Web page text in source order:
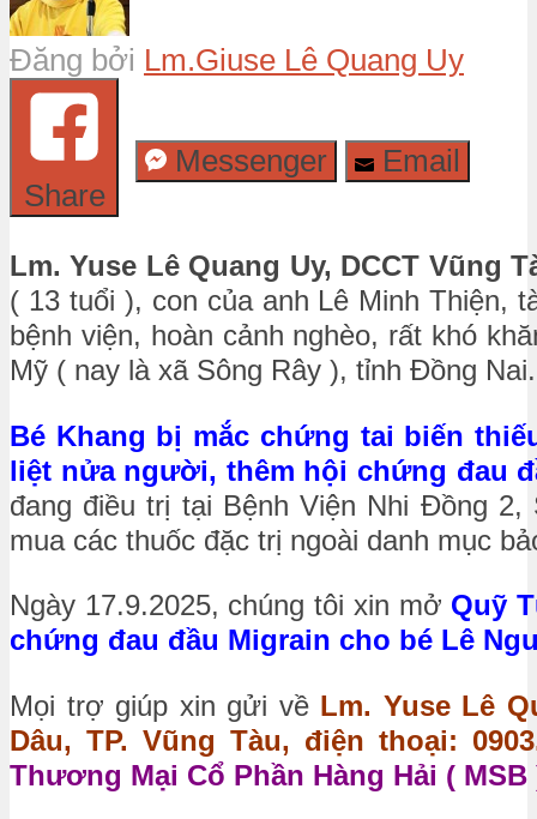
Đăng bởi Lm.Giuse Lê Quang Uy
Share
Messenger Email
Lm. Yuse Lê Quang Uy, DCCT Vũng
( 13 tuổi ), con của anh Lê Minh Thiện,
bệnh viện, hoàn cảnh nghèo, rất khó
Mỹ ( nay là xã Sông Rây ), tỉnh Đồng
Bé Khang bị mắc chứng tai biến
liệt nửa người, thêm hội chứng đau
đang điều trị tại Bệnh Viện Nhi Đồng
mua các thuốc đặc trị ngoài danh mục
Ngày 17.9.2025, chúng tôi xin mở Quỹ
chứng đau đầu Migrain cho bé Lê
Mọi trợ giúp xin gửi về Lm. Yuse Lê
Dâu, TP. Vũng Tàu, điện thoại:
Thương Mại Cổ Phần Hàng Hải ( MSB